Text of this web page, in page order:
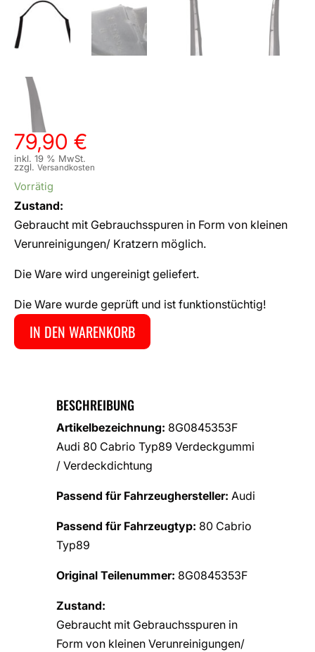
79,90 €
inkl. 19 % MwSt.
zzgl. Versandkosten
Vorrätig
Zustand:
Gebraucht mit Gebrauchsspuren in Form von kleinen
Verunreinigungen/ Kratzern möglich.
Die Ware wird ungereinigt geliefert.
Die Ware wurde geprüft und ist funktionstüchtig!
IN DEN WARENKORB
BESCHREIBUNG
Artikelbezeichnung: 8G0845353F
Audi 80 Cabrio Typ89 Verdeckgummi
/ Verdeckdichtung
Passend für Fahrzeughersteller: Audi
Passend für Fahrzeugtyp: 80 Cabrio
Typ89
Original Teilenummer: 8G0845353F
Zustand:
Gebraucht mit Gebrauchsspuren in
Form von kleinen Verunreinigungen/